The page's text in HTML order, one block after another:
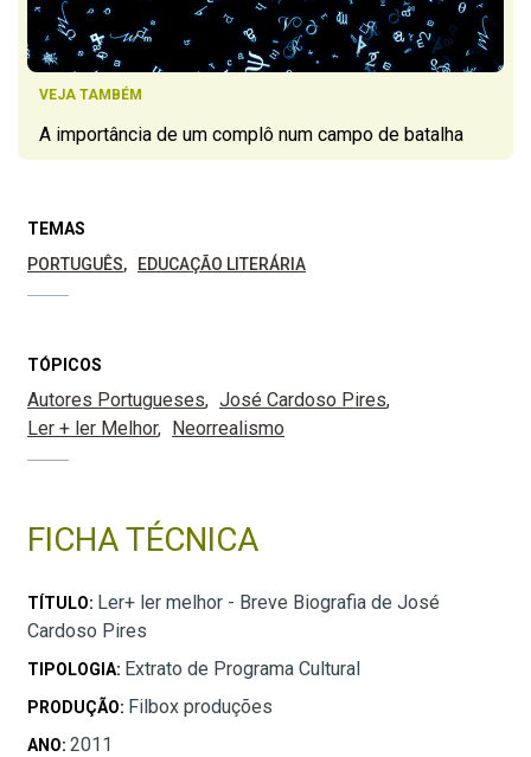
VEJA TAMBÉM
A importância de um complô num campo de batalha
TEMAS
PORTUGUÊS
EDUCAÇÃO LITERÁRIA
TÓPICOS
Autores Portugueses
José Cardoso Pires
Ler + ler Melhor
Neorrealismo
FICHA TÉCNICA
TÍTULO: Ler+ ler melhor - Breve Biografia de José
Cardoso Pires
TIPOLOGIA: Extrato de Programa Cultural
PRODUÇÃO: Filbox produções
ANO: 2011